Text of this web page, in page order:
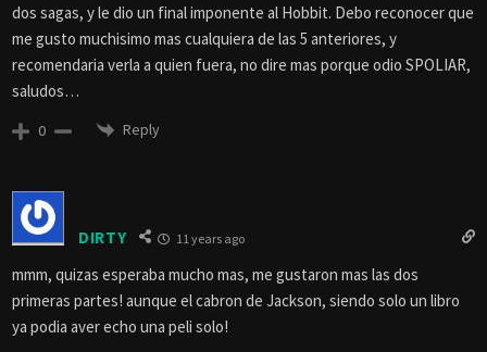
dos sagas, y le dio un final imponente al Hobbit. Debo reconocer que
me gusto muchisimo mas cualquiera de las 5 anteriores, y
recomendaria verla a quien fuera, no dire mas porque odio SPOLIAR,
saludos…
0 Reply
DIRTY 11 years ago
mmm, quizas esperaba mucho mas, me gustaron mas las dos
primeras partes! aunque el cabron de Jackson, siendo solo un libro
ya podia aver echo una peli solo!